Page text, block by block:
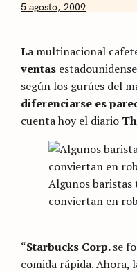
by
5 agosto, 2009
La multinacional
ventas
según los gurúes del
diferenciarse es
cuenta hoy el diario
Algunos baristas
conviertan en
“Starbucks Corp.se
comida rápida. Ahora,